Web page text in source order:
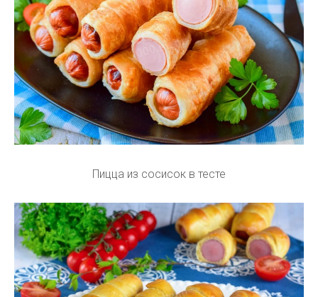
Пицца из сосисок в тесте